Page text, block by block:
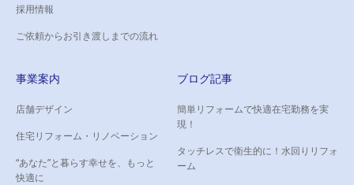
ような室内に生まれ変わりま
採用情報
ご依頼からお引き渡しまでの流れ
事業案内
店舗デザイン
住宅リフォーム・リノベーション
“あなた”と暮らす幸せを、もっと
快適に
ブログ記事
簡単リフォームで快適在宅勤務を実
現！
タッチレスで衛生的に！水回りリフォ
ーム